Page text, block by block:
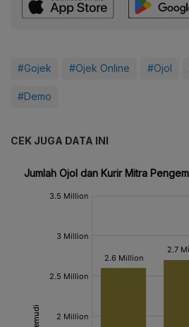
#Gojek #Ojek Online #Ojol
#Demo
CEK JUGA DATA INI